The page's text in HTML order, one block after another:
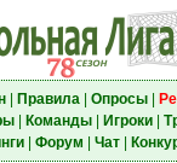
| Правила| Опросы|
| Команды| Игроки|
| Форум Чат|